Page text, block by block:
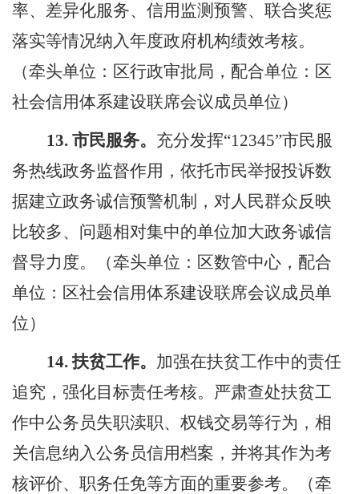
率、差异化服务、信用监测预警、联合奖惩
落实等情况纳入年度政府机构绩效考核。
（牵头单位：区行政审批局，配合单位：区
社会信用体系建设联席会议成员单位）
13. 市民服务。 充分发挥“12345”市民服
务热线政务监督作用，依托市民举报投诉数
据建立政务诚信预警机制，对人民群众反映
比较多、问题相对集中的单位加大政务诚信
督导力度。（牵头单位：区数管中心，配合
单位：区社会信用体系建设联席会议成员单
位）
14.扶贫工作。 加强在扶贫工作中的责任
追究，强化目标责任考核。严肃查处扶贫工
作中公务员失职渎职、权钱交易等行为，相
关信息纳入公务员信用档案，并将其作为考
核评价、职务任免等方面的重要参考。（牵